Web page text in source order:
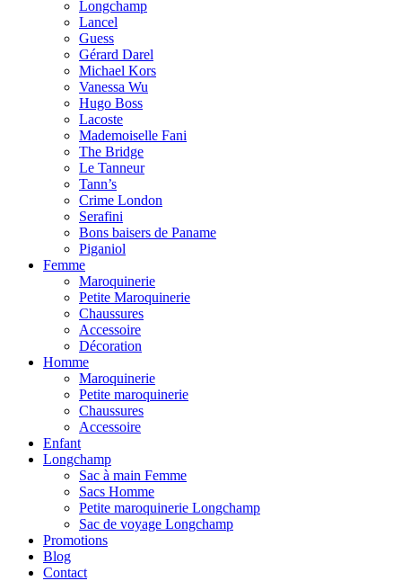
Longchamp
Lancel
Guess
Gérard Darel
Michael Kors
Vanessa Wu
Hugo Boss
Lacoste
Mademoiselle Fani
The Bridge
Le Tanneur
Tann’s
Crime London
Serafini
Bons baisers de Paname
Piganiol
Femme
Maroquinerie
Petite Maroquinerie
Chaussures
Accessoire
Décoration
Homme
Maroquinerie
Petite maroquinerie
Chaussures
Accessoire
Enfant
Longchamp
Sac à main Femme
Sacs Homme
Petite maroquinerie Longchamp
Sac de voyage Longchamp
Promotions
Blog
Contact